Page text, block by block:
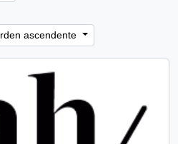
ascendente